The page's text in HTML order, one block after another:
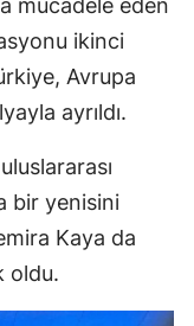
ikinci
Avrupa
ayrıldı.
bir yenisini
Kaya da
oldu.